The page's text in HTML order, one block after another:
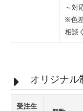
～対
※色
相談
オリジナル
受注生